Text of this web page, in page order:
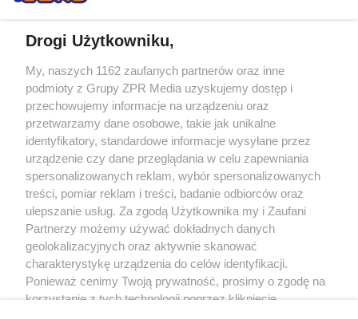
Żaden utwór zamieszczony w serwisie nie może być powielany i
rozpowszechniany lub dalej rozpowszechniany w jakikolwiek sposób (w
tym także elektroniczny lub mechaniczny) na jakimkolwiek polu
eksploatacji w jakiejkolwiek formie, włącznie z umieszczaniem w Internecie
bez pisemnej zgody właściciela praw. Jakiekolwiek użycie lub
wykorzystanie utworów w całości lub w części z naruszeniem prawa, tzn.
bez właściwej zgody, jest zabronione pod groźbą kary i może być ścigane
prawnie.
O nas
Drogi Użytkowniku,
My, naszych 1162 zaufanych partnerów oraz inne
podmioty z Grupy ZPR Media uzyskujemy dostęp i
przechowujemy informacje na urządzeniu oraz
przetwarzamy dane osobowe, takie jak unikalne
identyfikatory, standardowe informacje wysyłane przez
urządzenie czy dane przeglądania w celu zapewniania
spersonalizowanych reklam, wybór spersonalizowanych
treści, pomiar reklam i treści, badanie odbiorców oraz
ulepszanie usług. Za zgodą Użytkownika my i Zaufani
Partnerzy możemy używać dokładnych danych
geolokalizacyjnych oraz aktywnie skanować
charakterystykę urządzenia do celów identyfikacji.
Ponieważ cenimy Twoją prywatność, prosimy o zgodę na
korzystanie z tych technologii poprzez kliknięcie